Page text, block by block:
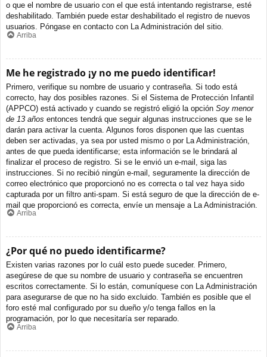
o que el nombre de usuario con el que está intentando registrarse, esté
deshabilitado. También puede estar deshabilitado el registro de nuevos
usuarios. Póngase en contacto con La Administración del sitio.
Arriba
Me he registrado ¡y no me puedo identificar!
Primero, verifique su nombre de usuario y contraseña. Si todo está
correcto, hay dos posibles razones. Si el Sistema de Protección Infantil
(APPCO) está activado y cuando se registró eligió la opción Soy menor
de 13 años entonces tendrá que seguir algunas instrucciones que se le
darán para activar la cuenta. Algunos foros disponen que las cuentas
deben ser activadas, ya sea por usted mismo o por La Administración,
antes de que pueda identificarse; esta información se le brindará al
finalizar el proceso de registro. Si se le envió un e-mail, siga las
instrucciones. Si no recibió ningún e-mail, seguramente la dirección de
correo electrónico que proporcionó no es correcta o tal vez haya sido
capturada por un filtro anti-spam. Si está seguro de que la dirección de e-
mail que proporcionó es correcta, envíe un mensaje a La Administración.
Arriba
¿Por qué no puedo identificarme?
Existen varias razones por lo cuál esto puede suceder. Primero,
asegúrese de que su nombre de usuario y contraseña se encuentren
escritos correctamente. Si lo están, comuníquese con La Administración
para asegurarse de que no ha sido excluido. También es posible que el
foro esté mal configurado por su dueño y/o tenga fallos en la
programación, por lo que necesitaría ser reparado.
Arriba